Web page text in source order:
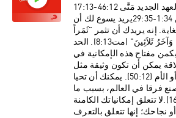
المَزاميرُ 10:‏1-‏11 ... العهد الجديد مَتَّى 12:‏46-‏13:‏17
... العهد القديم التَّكوينُ 34:‏1-‏35:‏29يريد يسوع لك أن
إنه يريدك أن تثمر "ثَمَراً
بَعْضٌ مِئَةً وَآخَرُ سِتِّينَ وَآخَرُ ثَلاَثِينَ" (مت8:13). الحد
ضعف. يكمن مفتاح هذه الإمكانية في
يمكن أن تكون وثيقة مثل
علاقة الأخ أو الأخت أو الأم (50:12). يمكنك أن تحيا
فرقا في العالم، بسبب ما
تأخذه منه (11:13، 12، 16).لا تتعلق إمكانياتك الكامنة
نجاحك؛ إنها تتعلق بالتعرف